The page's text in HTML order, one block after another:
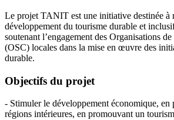
Le projet TANIT est une initiative destinée à
développement du tourisme durable et
soutenant l’engagement des Organisations
(OSC) locales dans la mise en œuvre des
durable.
Objectifs du projet
- Stimuler le développement économique, en
régions intérieures, en promouvant un